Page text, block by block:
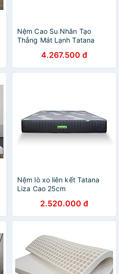
Nệm Cao Su Nhân Tạo
Thẳng Mát Lạnh Tatana
4.267.500 đ
Nệm lò xo liên kết Tatana
Liza Cao 25cm
2.520.000 đ